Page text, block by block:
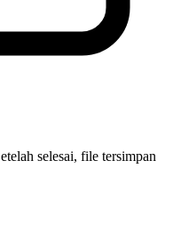
selesai, file tersimpan